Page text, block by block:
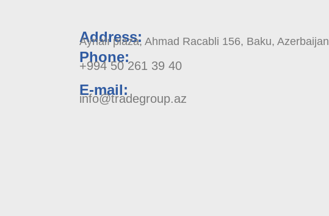
Address:
Aynalı plaza, Ahmad Racabli 156, Baku, Azerbaijan
Phone:
+994 50 261 39 40
E-mail:
info@tradegroup.az